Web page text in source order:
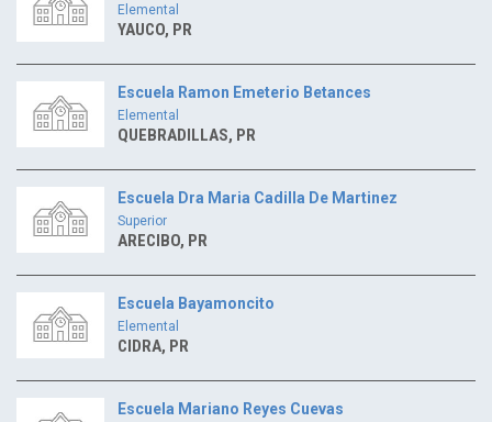
Elemental
YAUCO, PR
Escuela Ramon Emeterio Betances
Elemental
QUEBRADILLAS, PR
Escuela Dra Maria Cadilla De Martinez
Superior
ARECIBO, PR
Escuela Bayamoncito
Elemental
CIDRA, PR
Escuela Mariano Reyes Cuevas